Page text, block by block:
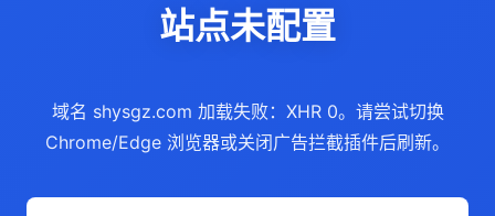
站点未配置
域名 shysgz.com 加载失败：XHR 0。请尝试切换
Chrome/Edge 浏览器或关闭广告拦截插件后刷新。